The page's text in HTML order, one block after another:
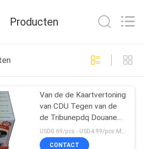
dozen
31
Producten
Van de de Kaartvertoning
van CDU Tegen van de
de Tribunepdq Douane
het Kartoncountertop
Vertoningen
USD0.69/pcs - USD4.99/pcs MOQ:100pcs
CONTACT